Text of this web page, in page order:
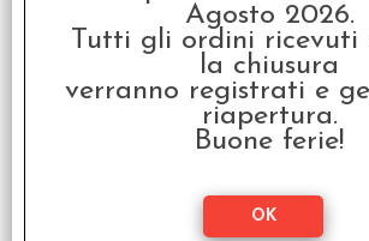
- Botti (4)
- Insegna della Locanda, (1)
- Botola (1)
- Pareti frontali della Locanda (2)
Agosto 2026.
Tutti gli ordini ricevuti
la chiusura
verranno registrati e
riapertura.
Buone ferie!